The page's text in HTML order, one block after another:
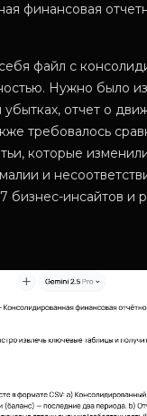
финансовая
файл с
Нужно было
убытках, отчет о
требовалось
которые
и
бизнес-инсайтов и